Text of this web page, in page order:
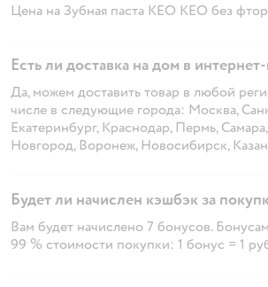
Цена на Зубная паста KEO KEO без
Есть ли доставка на дом в
Да, можем доставить товар в любой
числе в следующие города: Москва,
Екатеринбург, Краснодар, Пермь,
Новгород, Воронеж, Новосибирск,
Будет ли начислен кэшбэк за
Вам будет начислено 7 бонусов.
99 % стоимости покупки: 1 бонус = 1